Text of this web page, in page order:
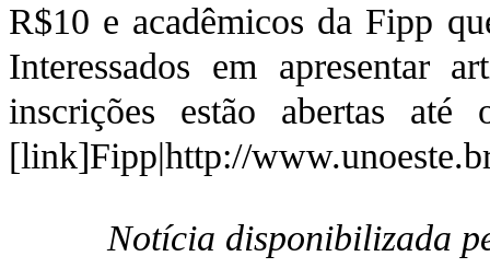
R$10 e acadêmicos da Fipp
Interessados em apresentar
inscrições estão abertas
[link]Fipp|http://
Notícia disponibilizada